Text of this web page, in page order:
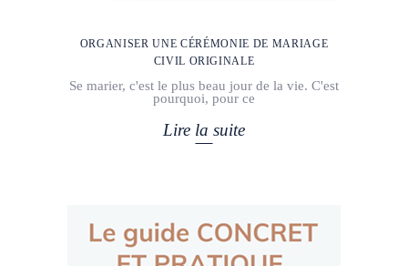
ORGANISER UNE CÉRÉMONIE DE MARIAGE
CIVIL ORIGINALE
Se marier, c'est le plus beau jour de la vie. C'est
pourquoi, pour ce
Lire la suite